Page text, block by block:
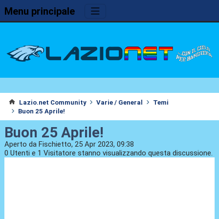
Menu principale
Lazio.net Community Varie / General
Temi
Buon 25 Aprile!
Buon 25 Aprile!
Aperto da Fischietto, 25 Apr 2023, 09:38
0 Utenti e 1 Visitatore stanno visualizzando questa discussione.